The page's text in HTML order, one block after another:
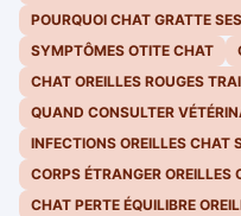
POURQUOI CHAT GRATTE
SYMPTÔMES OTITE CHAT
CHAT OREILLES ROUGES
QUAND CONSULTER
INFECTIONS OREILLES CHAT
CORPS ÉTRANGER OREILLES
CHAT PERTE ÉQUILIBRE